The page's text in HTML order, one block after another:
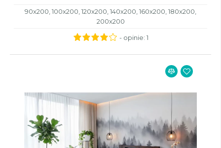
90x200, 100x200, 120x200, 140x200, 160x200, 180x200,
200x200
- opinie: 1